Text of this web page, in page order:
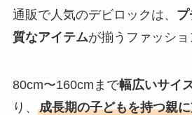
通販で人気のデビロックは、
質なアイテムが揃うファッショ
80cm〜160cmまで幅広いサイ
り、 成長期の子どもを持つ親